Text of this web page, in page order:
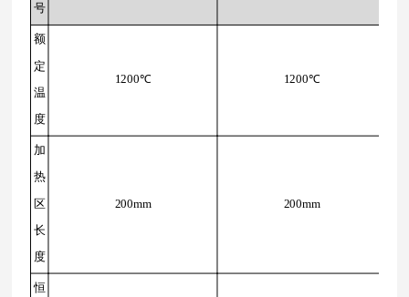
号
额
定
温
度
1200℃ 1200℃
加
热
区
长
度
200mm 200mm
恒